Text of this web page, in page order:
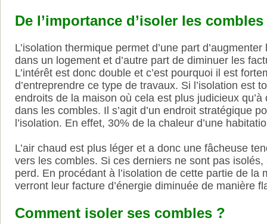
De l’importance d’isoler les combles
L’isolation thermique permet d’une part
dans un logement et d’autre part de diminuer les
L’intérêt est donc double et c’est pourquoi il est
d’entreprendre ce type de travaux. Si l’isolation est
endroits de la maison où cela est plus judicieux qu’à
dans les combles. Il s’agit d’un endroit stratégique
l’isolation. En effet, 30% de la chaleur d’une
L’air chaud est plus léger et a donc une fâcheuse
vers les combles. Si ces derniers ne sont pas
perd. En procédant à l’isolation de cette partie de la
verront leur facture d’énergie diminuée de manière
Comment isoler ses combles ?